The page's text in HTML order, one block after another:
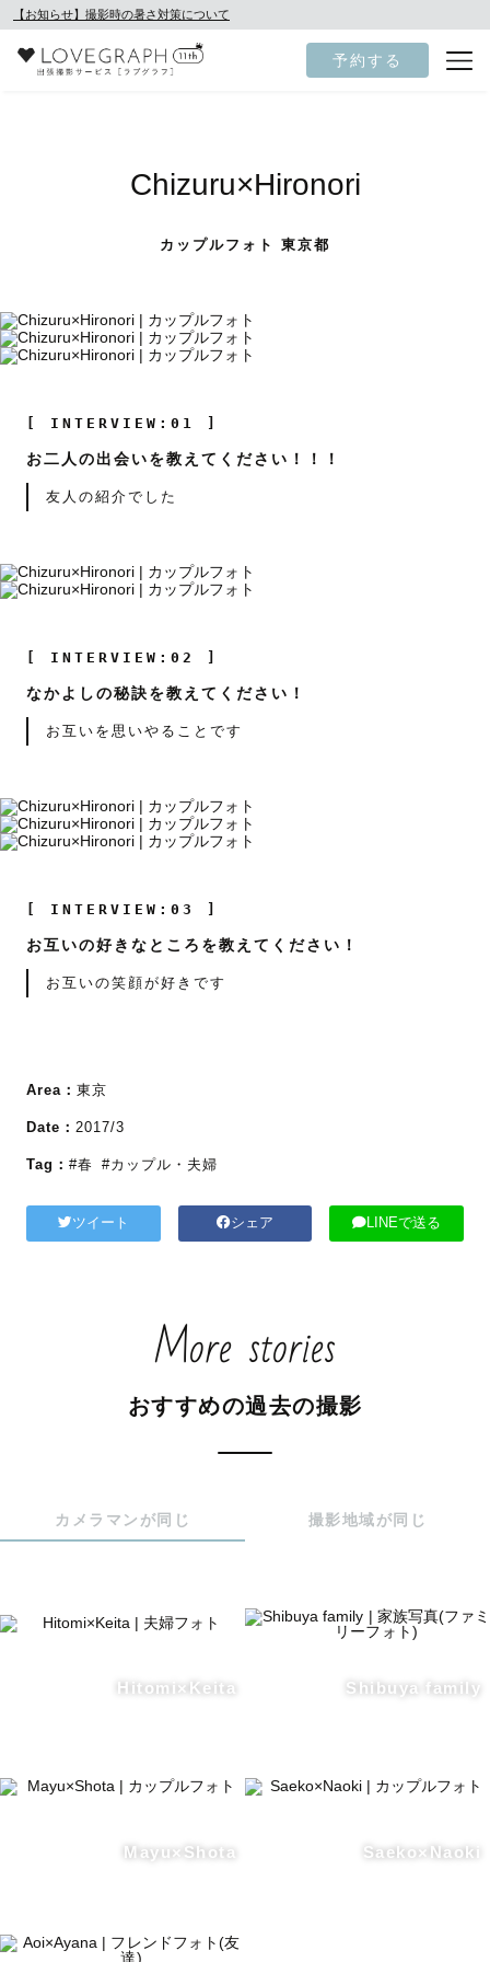
【お知らせ】撮影時の暑さ対策について
予約する
Chizuru×Hironori
カップルフォト 東京都
[ INTERVIEW:01 ]
お二人の出会いを教えてください！！！
友人の紹介でした
[ INTERVIEW:02 ]
なかよしの秘訣を教えてください！
お互いを思いやることです
[ INTERVIEW:03 ]
お互いの好きなところを教えてください！
お互いの笑顔が好きです
Area： 東京
Date： 2017/3
Tag： #春 #カップル・夫婦
ツイート シェア LINEで送る
More stories
おすすめの過去の撮影
カメラマンが同じ 撮影地域が同じ
Hitomi×Keita Shibuya family
Mayu×Shota Saeko×Naoki